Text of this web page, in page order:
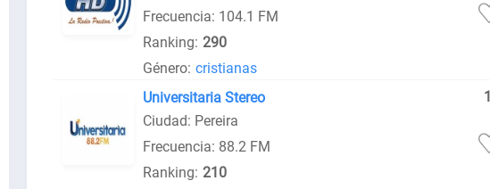
Frecuencia: 104.1 FM
Ranking: 290
Género: cristianas
Universitaria Stereo
Ciudad: Pereira
Frecuencia: 88.2 FM
Ranking: 210